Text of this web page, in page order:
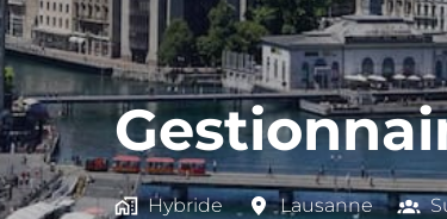
Hybride Lausanne